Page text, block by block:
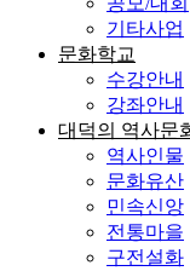
기타사업
문화학교
수강안내
강좌안내
대덕의 역사문
역사인물
문화유산
민속신앙
전통마을
구전설화